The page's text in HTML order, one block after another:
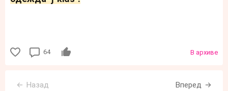
64 В архиве
Назад Вперед